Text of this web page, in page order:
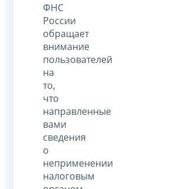
ФНС
России
обращает
внимание
пользователей
на
то,
что
направленные
вами
сведения
о
неприменении
налоговым